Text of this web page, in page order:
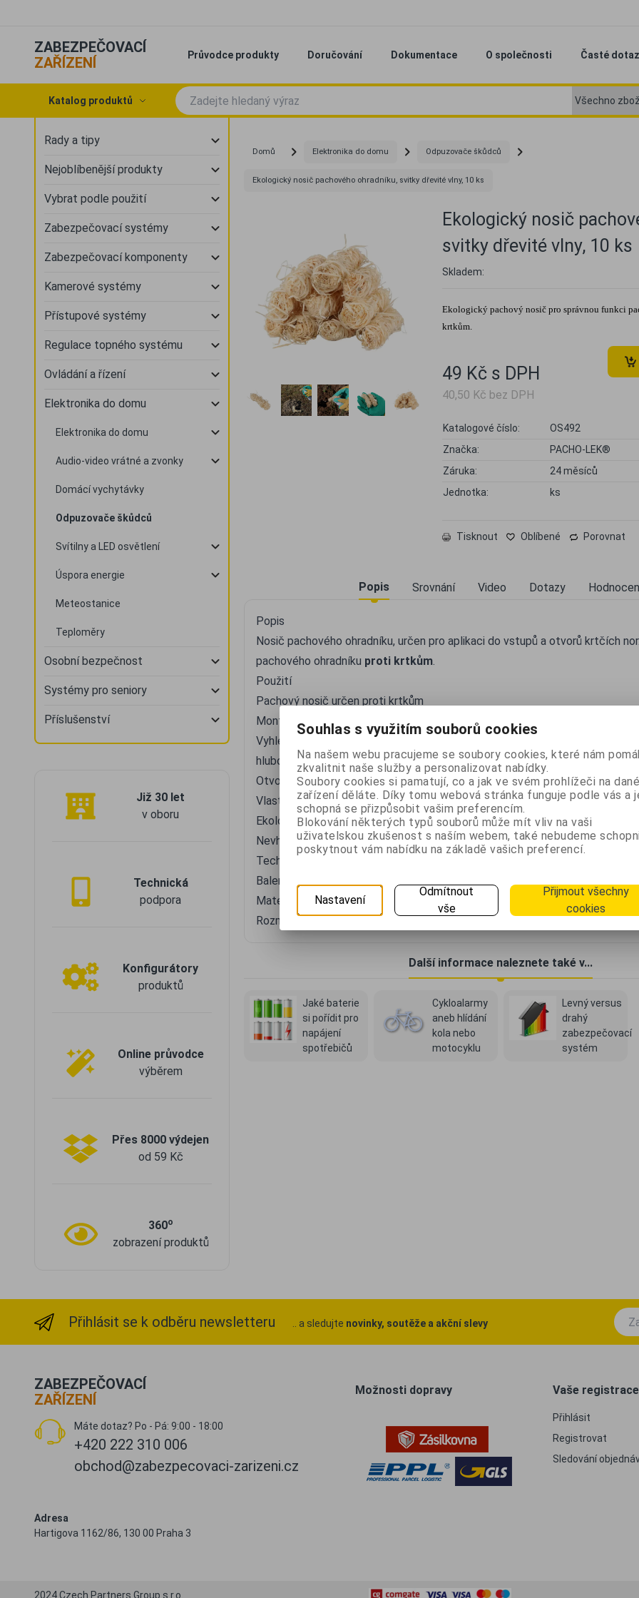
ZABEZPEČOVACÍ
ZAŘÍZENÍ
Průvodce produkty Doručování Dokumentace O společnosti Časté
Katalog produktů
Rady a tipy
Nejoblíbenější produkty
Vybrat podle použití
Zabezpečovací systémy
Zabezpečovací komponenty
Kamerové systémy
Přístupové systémy
Regulace topného systému
Ovládání a řízení
Elektronika do domu
Elektronika do domu
Audio-video vrátné a zvonky
Domácí vychytávky
Odpuzovače škůdců
Svítilny a LED osvětlení
Úspora energie
Meteostanice
Teploměry
Osobní bezpečnost
Systémy pro seniory
Příslušenství
Již 30 let
v oboru
Technická
podpora
Konfigurátory
produktů
Online průvodce
výběrem
Přes 8000 výdejen
od 59 Kč
360o
zobrazení produktů
Domů Elektronika do domu Odpuzovače škůdců
Ekologický nosič pachového ohradníku, svitky dřevité vlny, 10 ks
Ekologický nosič
svitky dřevité vlny, 10 ks
Skladem:
Ekologický pachový nosič pro správnou funkci
krtkům.
49 Kč s DPH
40,50 Kč bez DPH
Katalogové číslo:
OS492
Značka:
PACHO-LEK®
Záruka:
24 měsíců
Jednotka:
ks
Tisknout Oblíbené Porovnat
Popis Srovnání Video Dotazy
Popis
Nosič pachového ohradníku, určen pro aplikaci do vstupů a otvorů krtčích nor.
pachového ohradníku proti krtkům.
Použití
Pachový nosič určen proti krtkům
Montáž/Aplikace
Vyhledejte otvor nory, kdy má vstup vertikální směr. Do otvoru zasuňte
hluboko. Koncentrát pachové látky aplikujte 3x po sobě (na více místech)
Otvor přihrňte zeminou tak, abyste jej neucpali a nezamezili přívod vzduchu.
Vlastnosti
Ekologický nosič pachového koncentrátu
Nevhodný pro jiné aplikace ohrádníků, určen pouze pro pachové ohradníky
Technické parametry
Balení: 10ks
Materiál: dřevo
Rozměry: délka +/-8cm, průměr 2-3cm
Další informace naleznete také v...
Jaké baterie
si pořídit pro
napájení
spotřebičů
Cykloalarmy
aneb hlídání
kola nebo
motocyklu
Levný versus
drahý
zabezpečovací
systém
Přihlásit se k odběru newsletteru .. a sledujte novinky, soutěže a akční slevy
ZABEZPEČOVACÍ
ZAŘÍZENÍ
Máte dotaz? Po - Pá: 9:00 - 18:00
+420 222 310 006
obchod@zabezpecovaci-zarizeni.cz
Adresa
Hartigova 1162/86, 130 00 Praha 3
Možnosti dopravy Vaše registrace
Přihlásit
Registrovat
Sledování
2024 Czech Partners Group s.r.o.
Souhlas s využitím souborů cookies
Na našem webu pracujeme se soubory cookies, které nám
zkvalitnit naše služby a personalizovat nabídky.
Soubory cookies si pamatují, co a jak ve svém prohlížeči na
zařízení děláte. Díky tomu webová stránka funguje podle vás a
schopná se přizpůsobit vašim preferencím.
Blokování některých typů souborů může mít vliv na vaši
uživatelskou zkušenost s naším webem, také nebudeme schopni
poskytnout vám nabídku na základě vašich preferencí.
Nastavení
Odmítnout
vše
Přijmout všechny
cookies